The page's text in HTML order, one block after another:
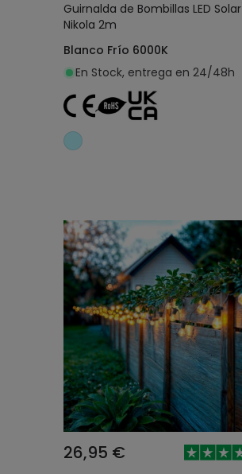
Guirnalda de Bombillas LED Solar
Nikola 2m
Blanco Frío 6000K
En Stock, entrega en 24/48h
26,95 €